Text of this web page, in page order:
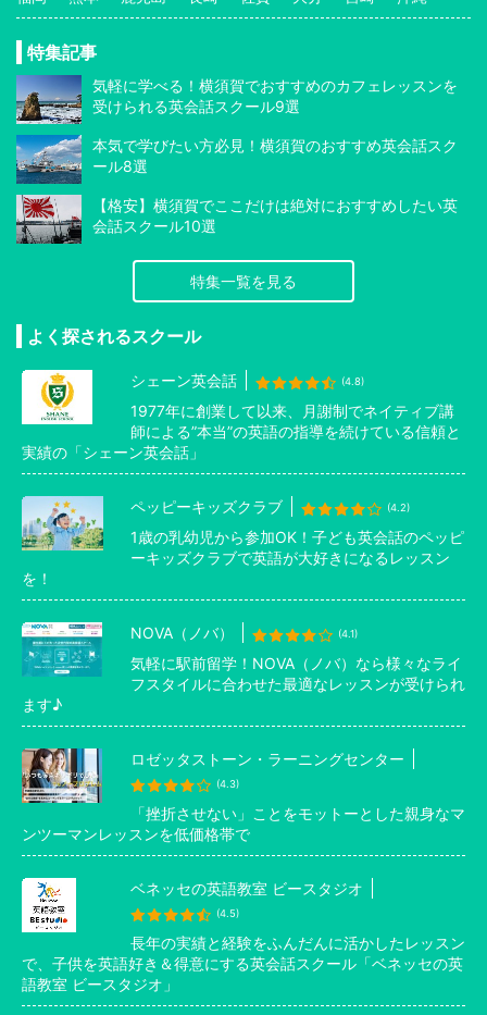
特集記事
気軽に学べる！横須賀でおすすめのカフェレッスンを
受けられる英会話スクール9選
本気で学びたい方必見！横須賀のおすすめ英会話スク
ール8選
【格安】横須賀でここだけは絶対におすすめしたい英
会話スクール10選
特集一覧を見る
よく探されるスクール
シェーン英会話 (4.8)
1977年に創業して以来、月謝制でネイティブ講
師による”本当”の英語の指導を続けている信頼と
実績の「シェーン英会話」
ペッピーキッズクラブ (4.2)
1歳の乳幼児から参加OK！子ども英会話のペッピ
ーキッズクラブで英語が大好きになるレッスン
を！
NOVA（ノバ） (4.1)
気軽に駅前留学！NOVA（ノバ）なら様々なライ
フスタイルに合わせた最適なレッスンが受けられ
ます♪
ロゼッタストーン・ラーニングセンター
(4.3)
「挫折させない」ことをモットーとした親身なマ
ンツーマンレッスンを低価格帯で
ベネッセの英語教室 ビースタジオ
(4.5)
長年の実績と経験をふんだんに活かしたレッスン
で、子供を英語好き＆得意にする英会話スクール「ベネッセの英
語教室 ビースタジオ」